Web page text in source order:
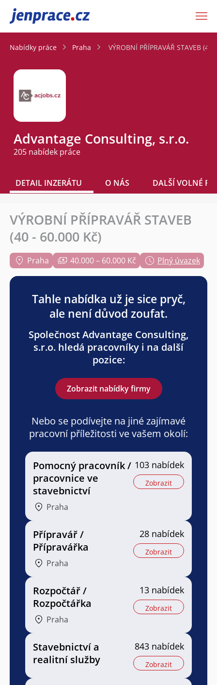
JenPráce.cz
Nabídky práce Praha VÝROBNÍ PŘÍPRAVÁŘ STAVEB
Advantage Consulting, s.r.o.
205 nabídek práce
DETAIL INZERÁTU O NÁS DALŠÍ VOLNÉ
VÝROBNÍ PŘÍPRAVÁŘ STAVEB
(40 - 60.000 Kč)
Praha 40.000 – 60.000 Kč Plný úvazek
Tahle nabídka už je sice pryč,
ale není důvod zoufat.
Společnost Advantage Consulting,
s.r.o. hledá pracovníky i na další
pozice:
Zobrazit nabídky firmy
Nebo se podívejte na jiné zajímavé
pracovní příležitosti ve vašem okolí:
Pomocný pracovník /
pracovnice ve
stavebnictví
Praha
103 nabídek
Zobrazit
Přípravář /
Přípravářka
Praha
28 nabídek
Zobrazit
Rozpočtář /
Rozpočtářka
Praha
13 nabídek
Zobrazit
Stavebnictví a
realitní služby
843 nabídek
Zobrazit